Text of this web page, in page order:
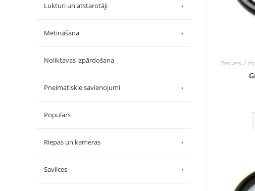
Biezums 2
Lukturi un atstarotāji ›
Metināšana ›
Noliktavas izpārdošana
Pneimatiskie savienojumi ›
Populārs
Riepas un kameras ›
Savilces ›